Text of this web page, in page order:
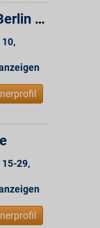
Volkswagen Automobile Berlin GmbH
10,
29,